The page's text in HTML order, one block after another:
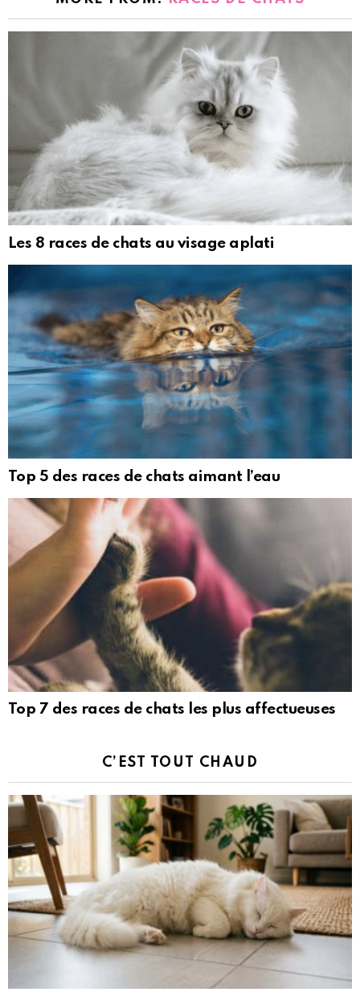
Les 8 races de chats au visage aplati
Top 5 des races de chats aimant l’eau
Top 7 des races de chats les plus affectueuses
C’EST TOUT CHAUD